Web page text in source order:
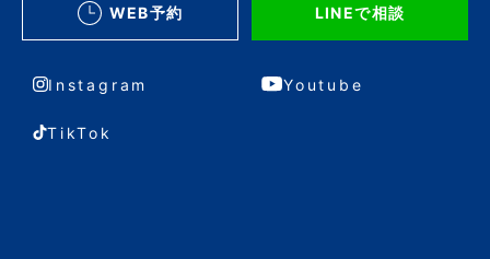
WEB予約 LINEで相談
Instagram Youtube
TikTok